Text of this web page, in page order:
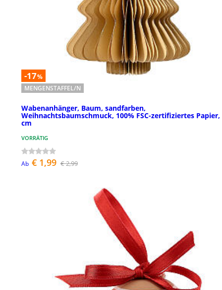
-17%
MENGENSTAFFEL/N
Wabenanhänger, Baum, sandfarben,
Weihnachtsbaumschmuck, 100% FSC-zertifiziertes Papier,
cm
VORRÄTIG
Ab € 1,99 € 2,99